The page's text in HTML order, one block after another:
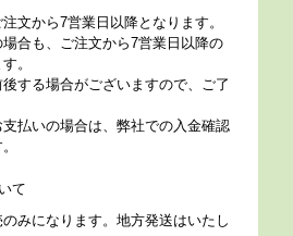
文から7営業日以降となります。
合も、ご注文から7営業日以降の
。
する場合がございますので、ご了
払いの場合は、弊社での入金確認
て
みになります。地方発送はいたし